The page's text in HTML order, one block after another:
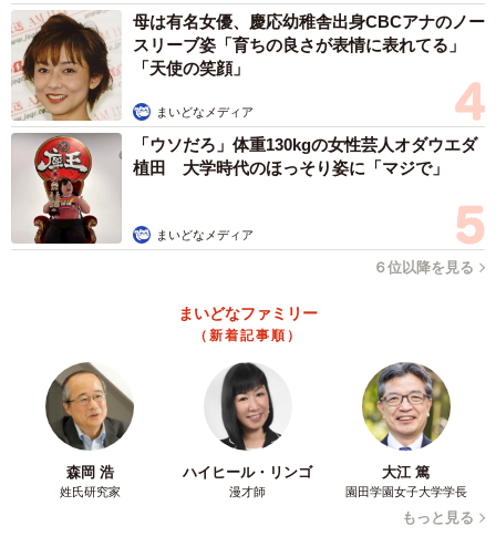
母は有名女優、慶応幼稚舎出身CBCアナのノー
スリーブ姿「育ちの良さが表情に表れてる」
「天使の笑顔」
まいどなメディア
「ウソだろ」体重130kgの女性芸人オダウエダ
植田 大学時代のほっそり姿に「マジで」
まいどなメディア
６位以降を見る
まいどなファミリー
（新着記事順）
森岡 浩
姓氏研究家
ハイヒール・リンゴ
漫才師
大江 篤
園田学園女子大学学長
もっと見る